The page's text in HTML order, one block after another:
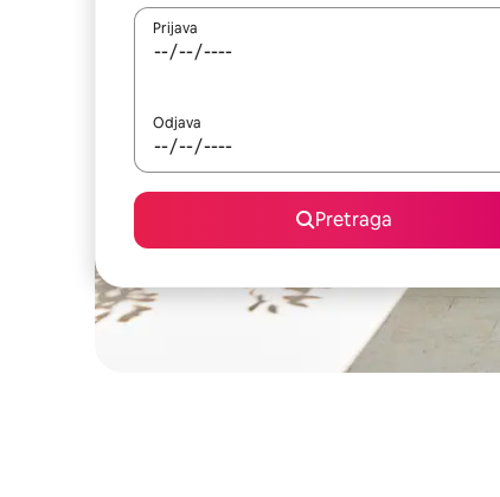
Prijava
Odjava
Pretraga